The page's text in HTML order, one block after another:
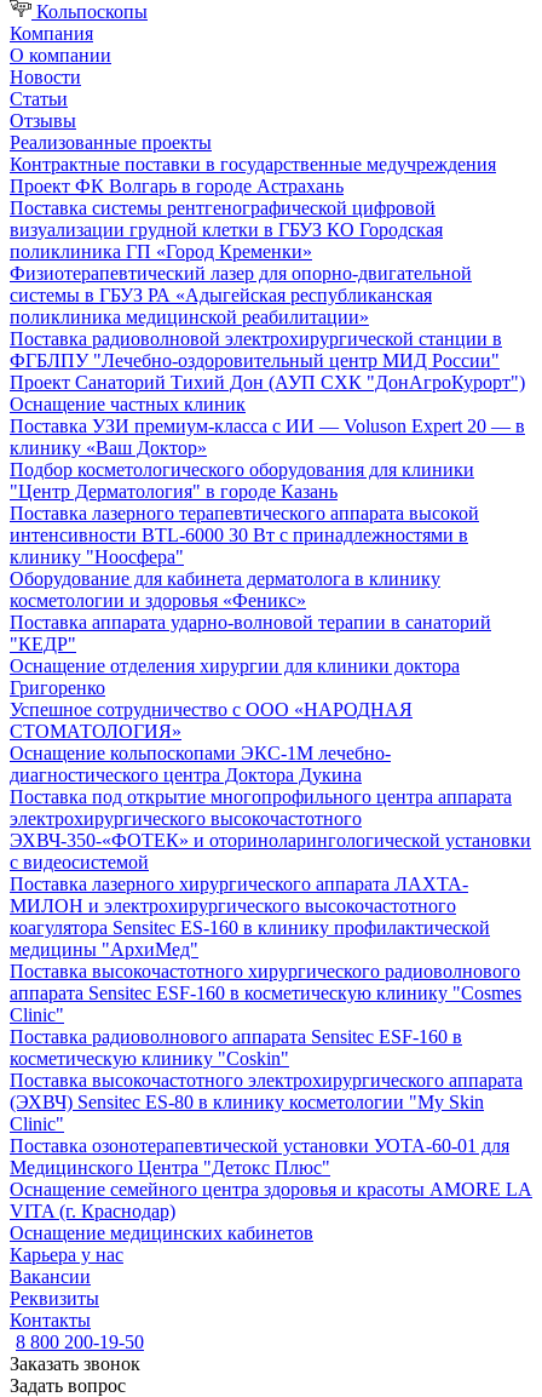
Кольпоскопы
Компания
О компании
Новости
Статьи
Отзывы
Реализованные проекты
Контрактные поставки в государственные медучреждения
Проект ФК Волгарь в городе Астрахань
Поставка системы рентгенографической цифровой
визуализации грудной клетки в ГБУЗ КО Городская
поликлиника ГП «Город Кременки»
Физиотерапевтический лазер для опорно-двигательной
системы в ГБУЗ РА «Адыгейская республиканская
поликлиника медицинской реабилитации»
Поставка радиоволновой электрохирургической станции в
ФГБЛПУ "Лечебно-оздоровительный центр МИД России"
Проект Санаторий Тихий Дон (АУП СХК "ДонАгроКурорт")
Оснащение частных клиник
Поставка УЗИ премиум-класса с ИИ — Voluson Expert 20 — в
клинику «Ваш Доктор»
Подбор косметологического оборудования для клиники
"Центр Дерматология" в городе Казань
Поставка лазерного терапевтического аппарата высокой
интенсивности BTL-6000 30 Вт с принадлежностями в
клинику "Ноосфера"
Оборудование для кабинета дерматолога в клинику
косметологии и здоровья «Феникс»
Поставка аппарата ударно-волновой терапии в санаторий
"КЕДР"
Оснащение отделения хирургии для клиники доктора
Григоренко
Успешное сотрудничество с ООО «НАРОДНАЯ
СТОМАТОЛОГИЯ»
Оснащение кольпоскопами ЭКС-1М лечебно-
диагностического центра Доктора Дукина
Поставка под открытие многопрофильного центра аппарата
электрохирургического высокочастотного
ЭХВЧ-350-«ФОТЕК» и оториноларингологической установки
с видеосистемой
Поставка лазерного хирургического аппарата ЛАХТА-
МИЛОН и электрохирургического высокочастотного
коагулятора Sensitec ES-160 в клинику профилактической
медицины "АрхиМед"
Поставка высокочастотного хирургического радиоволнового
аппарата Sensitec ESF-160 в косметическую клинику "Cosmes
Clinic"
Поставка радиоволнового аппарата Sensitec ESF-160 в
косметическую клинику "Coskin"
Поставка высокочастотного электрохирургического аппарата
(ЭХВЧ) Sensitec ES-80 в клинику косметологии "My Skin
Clinic"
Поставка озонотерапевтической установки УОТА-60-01 для
Медицинского Центра "Детокс Плюс"
Оснащение семейного центра здоровья и красоты AMORE LA
VITA (г. Краснодар)
Оснащение медицинских кабинетов
Карьера у нас
Вакансии
Реквизиты
Контакты
8 800 200-19-50
Заказать звонок
Задать вопрос